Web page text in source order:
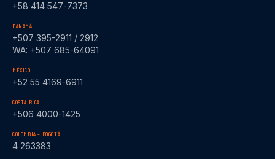
+58 414 547-7373
PANAMÁ
+507 395-2911 / 2912
WA: +507 685-64091
MÉXICO
+52 55 4169-6911
COSTA RICA
+506 4000-1425
COLOMBIA – BOGOTÁ
4 263383